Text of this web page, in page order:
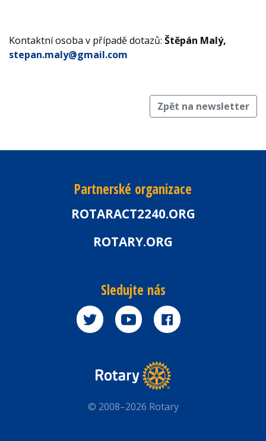
Kontaktní osoba v případě dotazů: Štěpán Malý,
stepan.maly@gmail.com
Zpět na newsletter
Partnerské organizace
ROTARACT2240.ORG
ROTARY.ORG
Sledujte nás
© 2008–2026 Rotary